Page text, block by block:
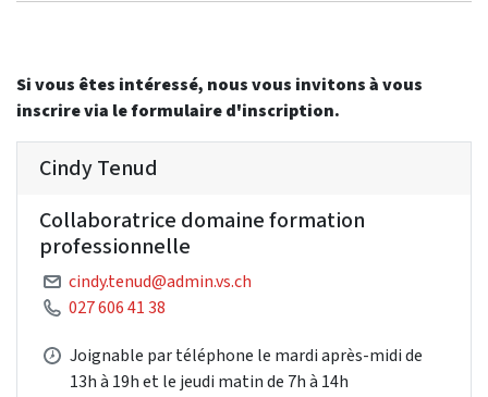
Si vous êtes intéressé, nous vous invitons à vous
inscrire via le formulaire d'inscription.
Cindy Tenud
Collaboratrice domaine formation
professionnelle
cindy.tenud@admin.vs.ch
027 606 41 38
Joignable par téléphone le mardi après-midi de
13h à 19h et le jeudi matin de 7h à 14h